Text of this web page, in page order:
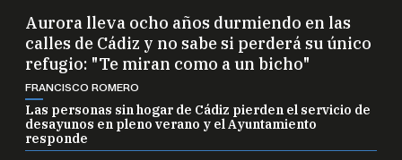
Aurora lleva ocho años durmiendo en las
calles de Cádiz y no sabe si perderá su único
refugio: "Te miran como a un bicho"
FRANCISCO ROMERO
Las personas sin hogar de Cádiz pierden el servicio de
desayunos en pleno verano y el Ayuntamiento
responde